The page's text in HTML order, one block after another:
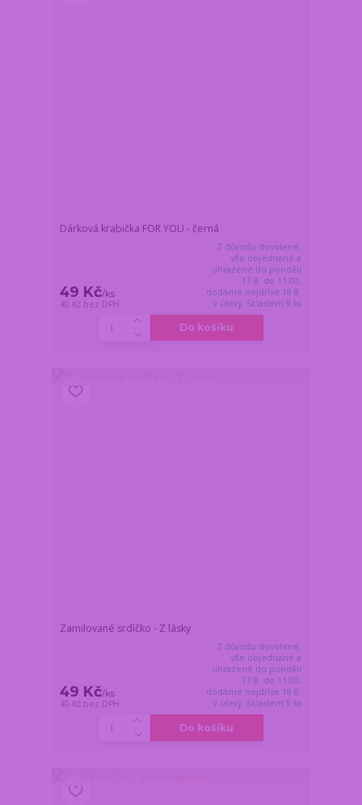
Dárková krabička FOR YOU - černá
49 Kč/ks
40 Kč bez DPH
Z důvodu dovolené,
vše objednané a
uhrazené do pondělí
17.8. do 11:00,
dodáme nejdříve 18.8.
v úterý. Skladem 9 ks
Do košíku
Zamilované srdíčko - Z lásky
49 Kč/ks
40 Kč bez DPH
Z důvodu dovolené,
vše objednané a
uhrazené do pondělí
17.8. do 11:00,
dodáme nejdříve 18.8.
v úterý. Skladem 5 ks
Do košíku